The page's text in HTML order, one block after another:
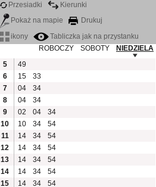
Przesiadki
Kierunki
Pokaż na mapie
Drukuj
ikony
Tabliczka jak na przystanku
ROBOCZY
SOBOTY
NIEDZIELA
5
49
6
15
33
7
04
34
8
04
34
9
02 04
34
10
10 34
54
11
14 34
54
12
14 34
54
13
14 34
54
14
14 34
54
15
14 34 54